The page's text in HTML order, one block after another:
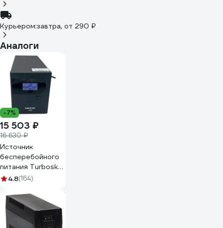
Курьером:завтра, от 290 ₽
Аналоги
-7%
15 503 ₽
16 630 ₽
Источник
бесперебойного
питания Turbosky
1500VA 3353_a
4.8(164)